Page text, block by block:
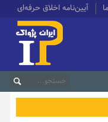
آیین‌نامه اخلاق حرفه‌ای